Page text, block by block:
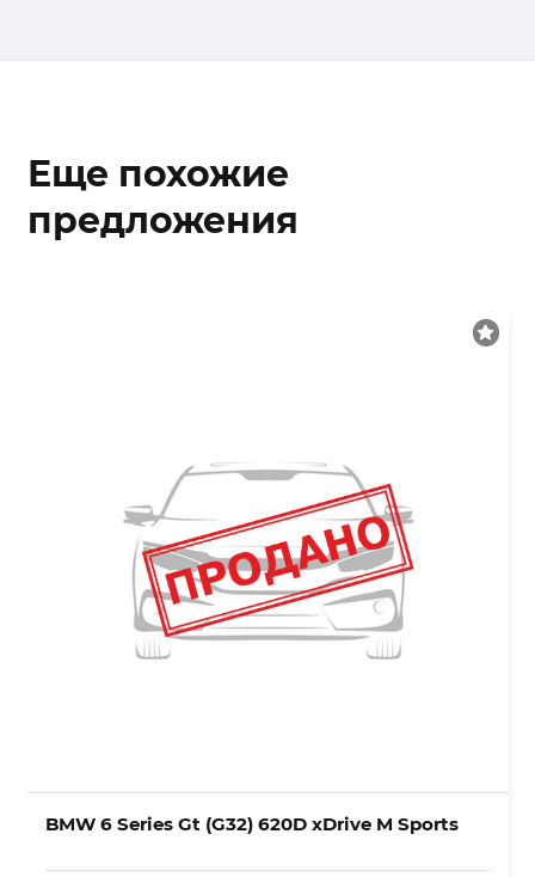
Еще похожие
предложения
BMW 6 Series Gt (G32) 620D xDrive M Sports